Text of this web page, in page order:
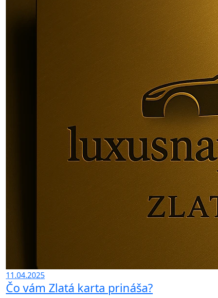
11.04.2025
Čo vám Zlatá karta prináša?